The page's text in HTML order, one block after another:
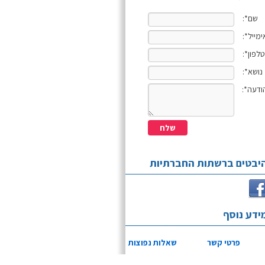
שם*:
טלפון*:
נושא*:
ברשתות החברתיות
נוסף
פרטי קשר שאלות נפוצות